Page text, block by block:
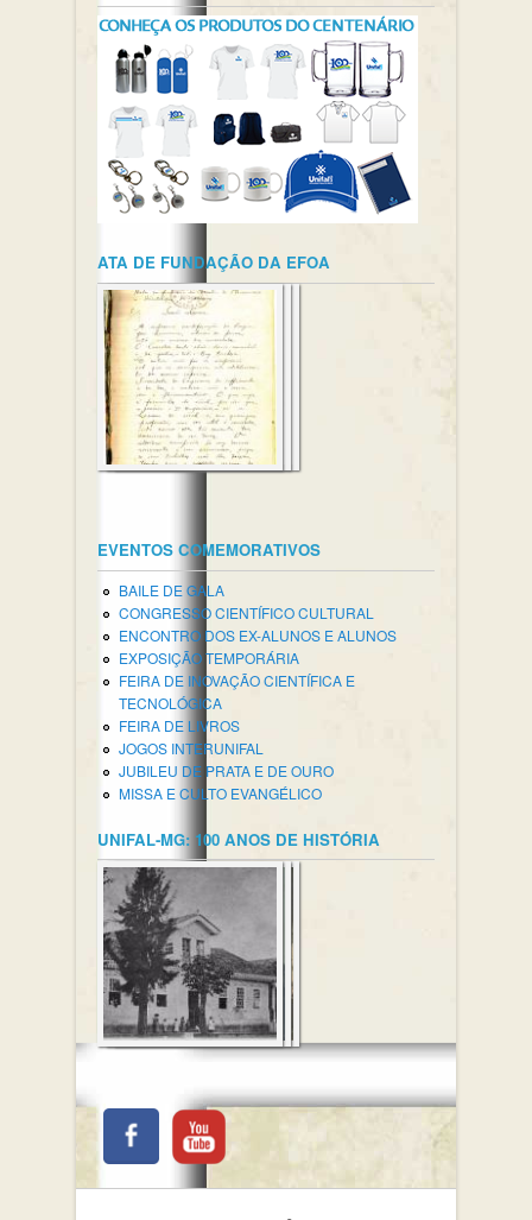
ATA DE FUNDAÇÃO DA EFOA
EVENTOS COMEMORATIVOS
BAILE DE GALA
CONGRESSO CIENTÍFICO CULTURAL
ENCONTRO DOS EX-ALUNOS E ALUNOS
EXPOSIÇÃO TEMPORÁRIA
FEIRA DE INOVAÇÃO CIENTÍFICA E
TECNOLÓGICA
FEIRA DE LIVROS
JOGOS INTERUNIFAL
JUBILEU DE PRATA E DE OURO
MISSA E CULTO EVANGÉLICO
UNIFAL-MG: 100 ANOS DE HISTÓRIA